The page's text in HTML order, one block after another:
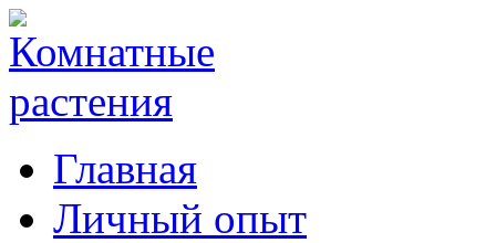
Главная
Личный опыт